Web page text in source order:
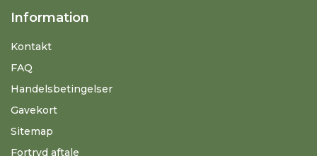
Information
Kontakt
FAQ
Handelsbetingelser
Gavekort
Sitemap
Fortryd aftale